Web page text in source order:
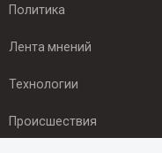
Политика
Лента мнений
Технологии
Происшествия